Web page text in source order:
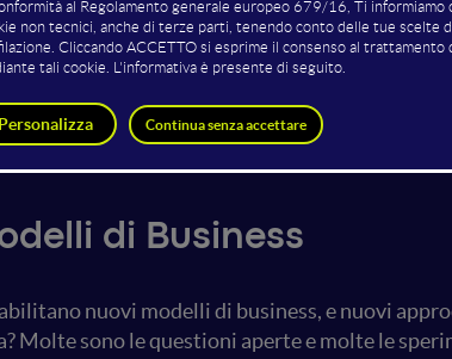
Intesa San Paolo RE2N
di Business
nuovi modelli di business, e nuovi
Molte sono le questioni aperte e molte le